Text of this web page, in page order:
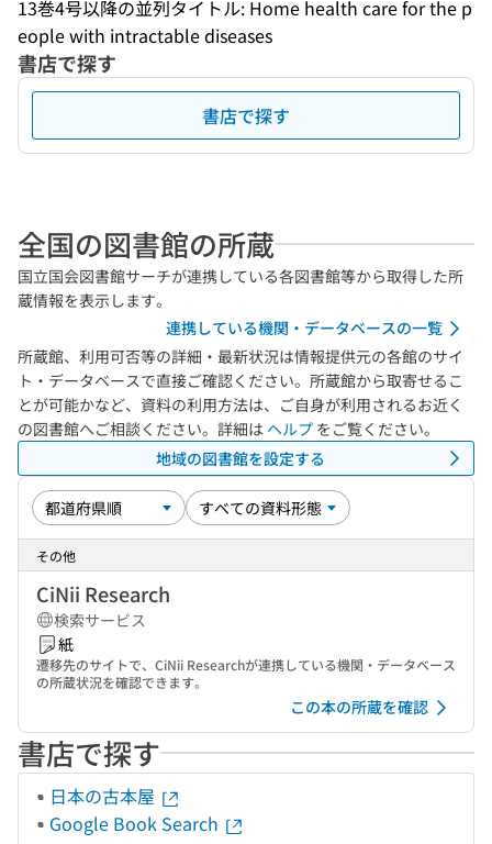
13巻4号以降の並列タイトル: Home health care for the p
eople with intractable diseases
書店で探す
書店で探す
全国の図書館の所蔵
国立国会図書館サーチが連携している各図書館等から取得した所
蔵情報を表示します。
連携している機関・データベースの一覧
所蔵館、利用可否等の詳細・最新状況は情報提供元の各館のサイ
ト・データベースで直接ご確認ください。所蔵館から取寄せるこ
とが可能かなど、資料の利用方法は、ご自身が利用されるお近く
の図書館へご相談ください。詳細は ヘルプ をご覧ください。
地域の図書館を設定する
その他
CiNii Research
検索サービス
紙
遷移先のサイトで、CiNii Researchが連携している機関・データベース
の所蔵状況を確認できます。
この本の所蔵を確認
書店で探す
日本の古本屋
Google Book Search